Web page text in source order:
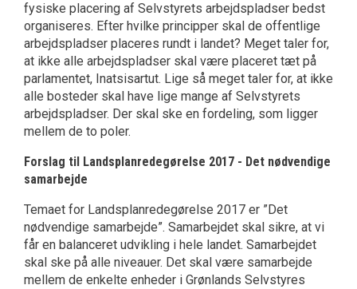
fysiske placering af Selvstyrets arbejdspladser bedst
organiseres. Efter hvilke principper skal de offentlige
arbejdspladser placeres rundt i landet? Meget taler for,
at ikke alle arbejdspladser skal være placeret tæt på
parlamentet, Inatsisartut. Lige så meget taler for, at ikke
alle bosteder skal have lige mange af Selvstyrets
arbejdspladser. Der skal ske en fordeling, som ligger
mellem de to poler.
Forslag til Landsplanredegørelse 2017 - Det nødvendige
samarbejde
Temaet for Landsplanredegørelse 2017 er ”Det
nødvendige samarbejde”. Samarbejdet skal sikre, at vi
får en balanceret udvikling i hele landet. Samarbejdet
skal ske på alle niveauer. Det skal være samarbejde
mellem de enkelte enheder i Grønlands Selvstyres